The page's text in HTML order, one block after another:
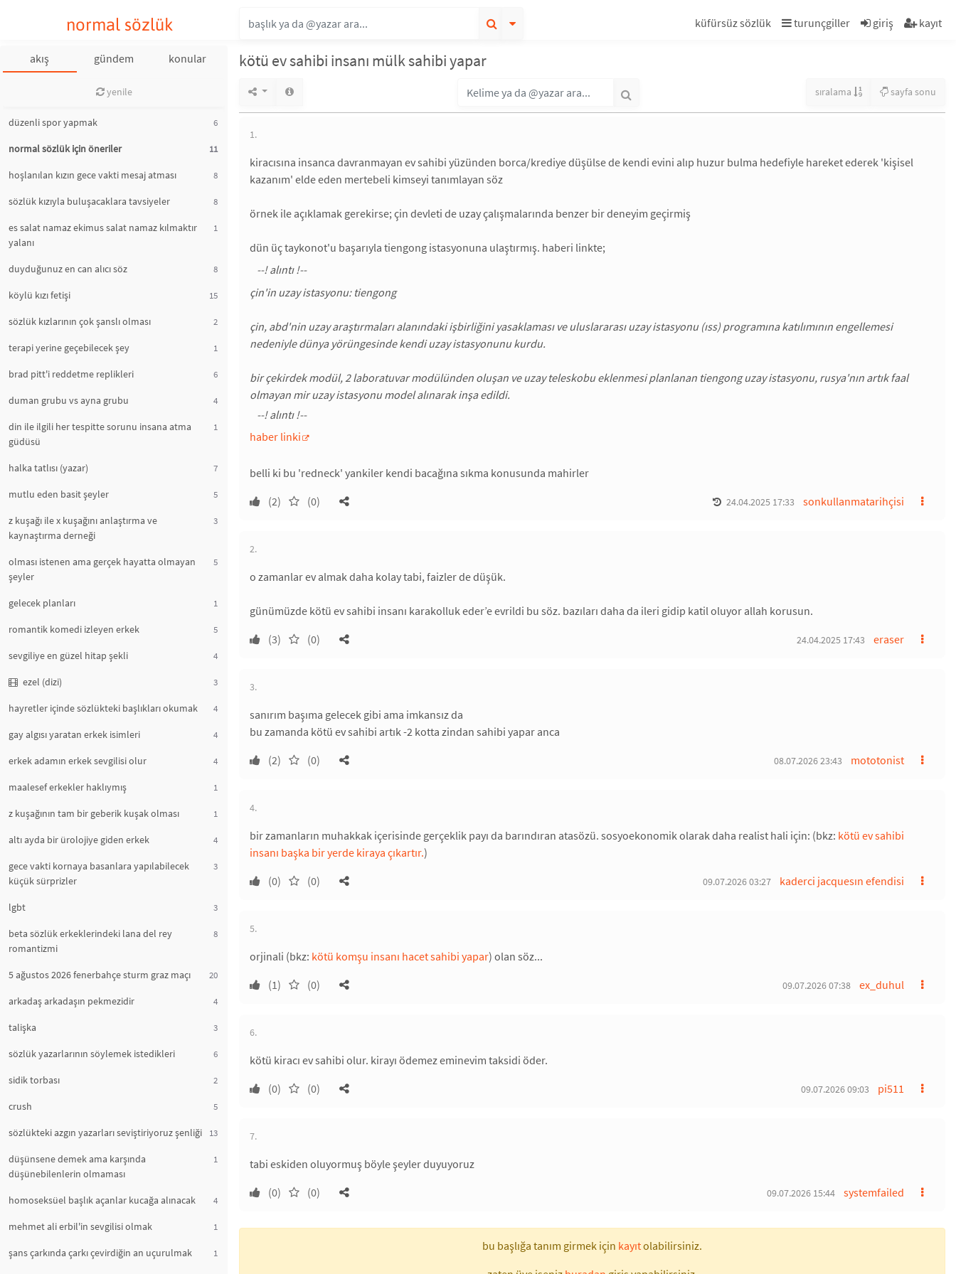
normal sözlük küfürsüz sözlük turunçgiller giriş kayıt
akış gündem konular
yenile
düzenli spor yapmak 6
normal sözlük için öneriler 11
hoşlanılan kızın gece vakti mesaj atması 8
sözlük kızıyla buluşacaklara tavsiyeler 8
es salat namaz ekimus salat namaz kılmaktır
yalanı
1
duyduğunuz en can alıcı söz 8
köylü kızı fetişi 15
sözlük kızlarının çok şanslı olması 2
terapi yerine geçebilecek şey 1
brad pitt'i reddetme replikleri 6
duman grubu vs ayna grubu 4
din ile ilgili her tespitte sorunu insana atma
güdüsü
1
halka tatlısı (yazar) 7
mutlu eden basit şeyler 5
z kuşağı ile x kuşağını anlaştırma ve
kaynaştırma derneği
3
olması istenen ama gerçek hayatta olmayan
şeyler
5
gelecek planları 1
romantik komedi izleyen erkek 5
sevgiliye en güzel hitap şekli 4
ezel (dizi) 3
hayretler içinde sözlükteki başlıkları okumak 4
gay algısı yaratan erkek isimleri 4
erkek adamın erkek sevgilisi olur 4
maalesef erkekler haklıymış 1
z kuşağının tam bir geberik kuşak olması 1
altı ayda bir ürolojiye giden erkek 4
gece vakti kornaya basanlara yapılabilecek
küçük sürprizler
3
lgbt 3
beta sözlük erkeklerindeki lana del rey
romantizmi
8
5 ağustos 2026 fenerbahçe sturm graz maçı 20
arkadaş arkadaşın pekmezidir 4
talişka 3
sözlük yazarlarının söylemek istedikleri 6
sidik torbası 2
crush 5
sözlükteki azgın yazarları seviştiriyoruz şenliği 13
düşünsene demek ama karşında
düşünebilenlerin olmaması
1
homoseksüel başlık açanlar kucağa alınacak 4
mehmet ali erbil'in sevgilisi olmak 1
şans çarkında çarkı çevirdiğin an uçurulmak 1
kötü ev sahibi insanı mülk sahibi yapar
sıralama sayfa sonu
1.
kiracısına insanca davranmayan ev sahibi yüzünden borca/krediye düşülse de kendi evini alıp huzur bulma hedefiyle hareket ederek 'kişisel
kazanım' elde eden mertebeli kimseyi tanımlayan söz
örnek ile açıklamak gerekirse; çin devleti de uzay çalışmalarında benzer bir deneyim geçirmiş
dün üç taykonot'u başarıyla tiengong istasyonuna ulaştırmış. haberi linkte;
çin'in uzay istasyonu: tiengong
çin, abd'nin uzay araştırmaları alanındaki işbirliğini yasaklaması ve uluslararası uzay istasyonu (ıss) programına katılımının engellemesi
nedeniyle dünya yörüngesinde kendi uzay istasyonunu kurdu.
bir çekirdek modül, 2 laboratuvar modülünden oluşan ve uzay teleskobu eklenmesi planlanan tiengong uzay istasyonu, rusya'nın artık faal
olmayan mir uzay istasyonu model alınarak inşa edildi.
haber linki
belli ki bu 'redneck' yankiler kendi bacağına sıkma konusunda mahirler
(2)
(0) sonkullanmatarihçisi
24.04.2025 17:33
2.
o zamanlar ev almak daha kolay tabi, faizler de düşük.
günümüzde kötü ev sahibi insanı karakolluk eder’e evrildi bu söz. bazıları daha da ileri gidip katil oluyor allah korusun.
(3)
(0) eraser
24.04.2025 17:43
3.
sanırım başıma gelecek gibi ama imkansız da
bu zamanda kötü ev sahibi artık -2 kotta zindan sahibi yapar anca
(2)
(0) mototonist
08.07.2026 23:43
4.
bir zamanların muhakkak içerisinde gerçeklik payı da barındıran atasözü. sosyoekonomik olarak daha realist hali için: (bkz: kötü ev sahibi
insanı başka bir yerde kiraya çıkartır.)
(0)
(0) kaderci jacquesın efendisi
09.07.2026 03:27
5.
orjinali (bkz: kötü komşu insanı hacet sahibi yapar) olan söz...
(1)
(0) ex_duhul
09.07.2026 07:38
6.
kötü kiracı ev sahibi olur. kirayı ödemez eminevim taksidi öder.
(0)
(0) pi511
09.07.2026 09:03
7.
tabi eskiden oluyormuş böyle şeyler duyuyoruz
(0)
(0) systemfailed
09.07.2026 15:44
bu başlığa tanım girmek için kayıtolabilirsiniz.